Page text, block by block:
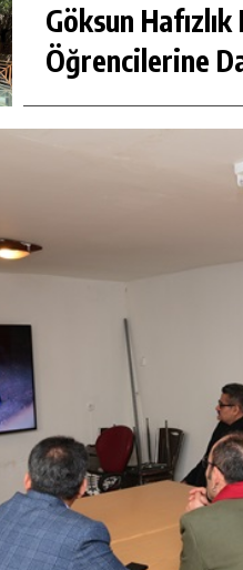
Göksun Hafızlık
Öğrencilerine